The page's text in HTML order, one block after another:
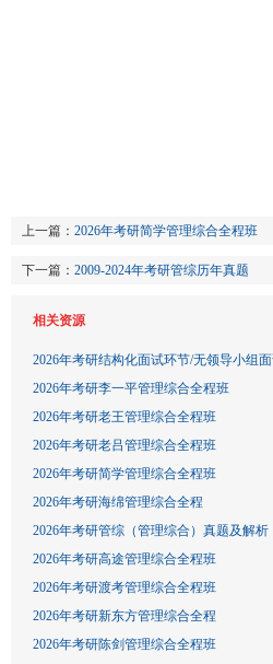
上一篇： 2026年考研简学管理综合全程班
下一篇： 2009-2024年考研管综历年真题
相关资源
2026年考研结构化面试环节/无领导小组
2026年考研李一平管理综合全程班
2026年考研老王管理综合全程班
2026年考研老吕管理综合全程班
2026年考研简学管理综合全程班
2026年考研海绵管理综合全程
2026年考研管综（管理综合）真题及解析
2026年考研高途管理综合全程班
2026年考研渡考管理综合全程班
2026年考研新东方管理综合全程
2026年考研陈剑管理综合全程班